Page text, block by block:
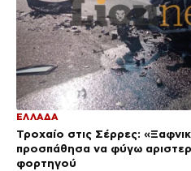
ΕΛΛΑΔΑ
Τροχαίο στις Σέρρες:
προσπάθησα να φύγω
φορτηγού